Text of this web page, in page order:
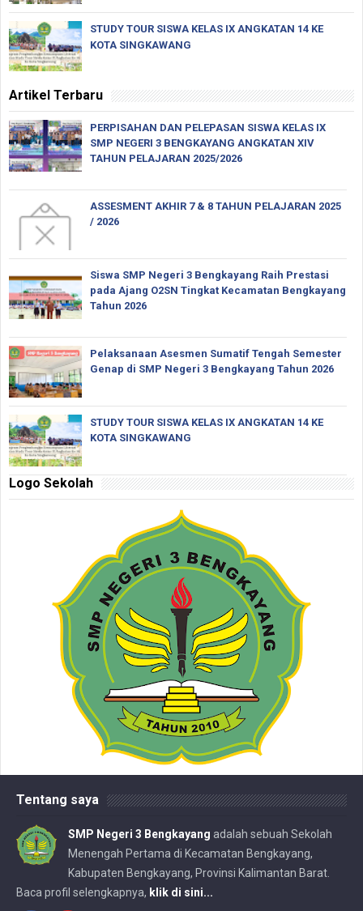
STUDY TOUR SISWA KELAS IX ANGKATAN 14 KE
KOTA SINGKAWANG
Artikel Terbaru
PERPISAHAN DAN PELEPASAN SISWA KELAS IX
SMP NEGERI 3 BENGKAYANG ANGKATAN XIV
TAHUN PELAJARAN 2025/2026
ASSESMENT AKHIR 7 & 8 TAHUN PELAJARAN 2025
/ 2026
Siswa SMP Negeri 3 Bengkayang Raih Prestasi
pada Ajang O2SN Tingkat Kecamatan Bengkayang
Tahun 2026
Pelaksanaan Asesmen Sumatif Tengah Semester
Genap di SMP Negeri 3 Bengkayang Tahun 2026
STUDY TOUR SISWA KELAS IX ANGKATAN 14 KE
KOTA SINGKAWANG
Logo Sekolah
Tentang saya
SMP Negeri 3 Bengkayang adalah sebuah Sekolah
Menengah Pertama di Kecamatan Bengkayang,
Kabupaten Bengkayang, Provinsi Kalimantan Barat.
Baca profil selengkapnya, klik di sini...